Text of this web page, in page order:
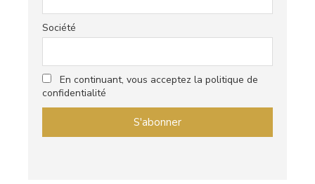
Société
En continuant, vous acceptez la politique de
confidentialité